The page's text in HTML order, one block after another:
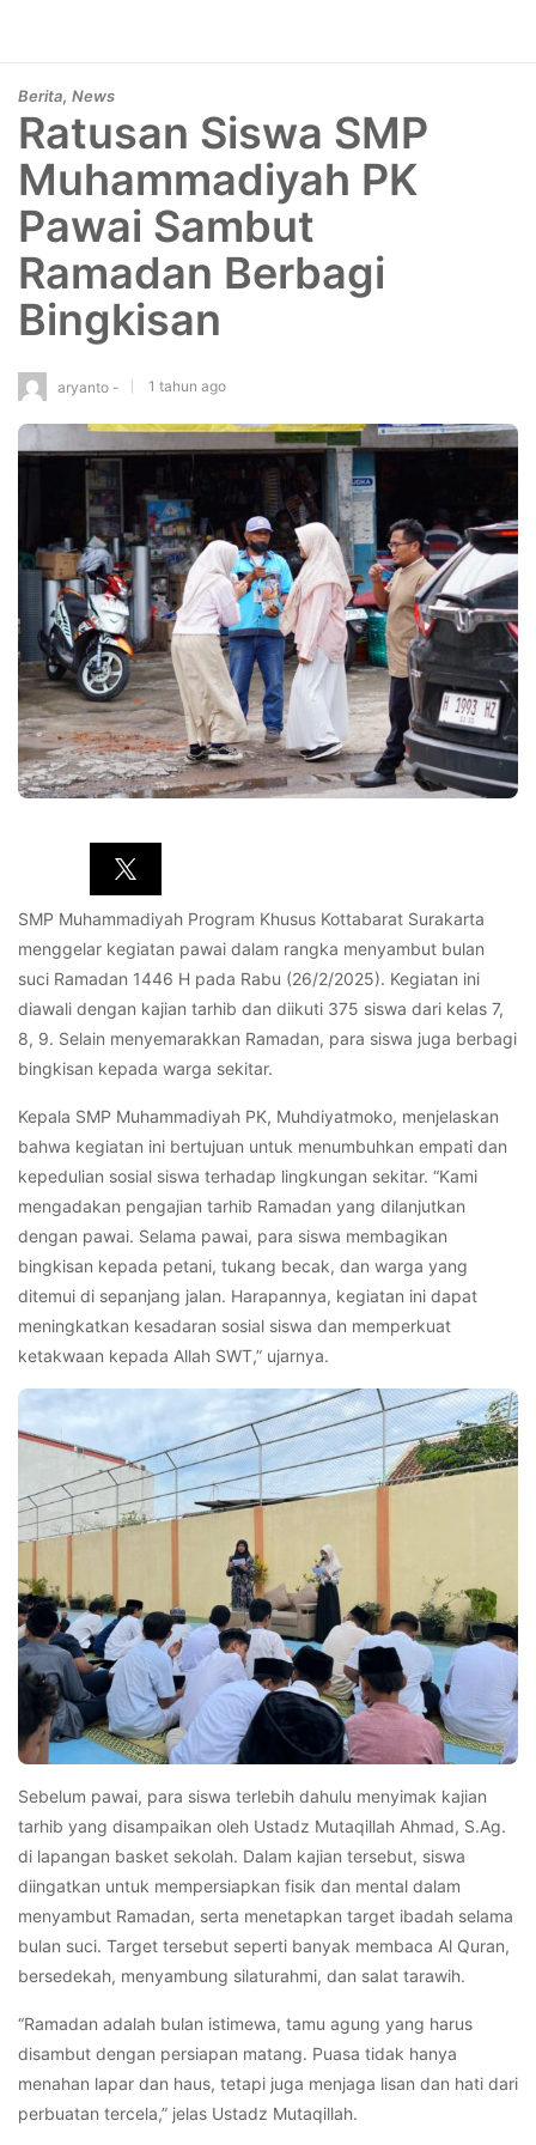
Berita, News
Ratusan Siswa SMP
Muhammadiyah PK
Pawai Sambut
Ramadan Berbagi
Bingkisan
aryanto - 1 tahun ago
SMP Muhammadiyah Program Khusus Kottabarat Surakarta
menggelar kegiatan pawai dalam rangka menyambut bulan
suci Ramadan 1446 H pada Rabu (26/2/2025). Kegiatan ini
diawali dengan kajian tarhib dan diikuti 375 siswa dari kelas 7,
8, 9. Selain menyemarakkan Ramadan, para siswa juga berbagi
bingkisan kepada warga sekitar.
Kepala SMP Muhammadiyah PK, Muhdiyatmoko, menjelaskan
bahwa kegiatan ini bertujuan untuk menumbuhkan empati dan
kepedulian sosial siswa terhadap lingkungan sekitar. “Kami
mengadakan pengajian tarhib Ramadan yang dilanjutkan
dengan pawai. Selama pawai, para siswa membagikan
bingkisan kepada petani, tukang becak, dan warga yang
ditemui di sepanjang jalan. Harapannya, kegiatan ini dapat
meningkatkan kesadaran sosial siswa dan memperkuat
ketakwaan kepada Allah SWT,” ujarnya.
Sebelum pawai, para siswa terlebih dahulu menyimak kajian
tarhib yang disampaikan oleh Ustadz Mutaqillah Ahmad, S.Ag.
di lapangan basket sekolah. Dalam kajian tersebut, siswa
diingatkan untuk mempersiapkan fisik dan mental dalam
menyambut Ramadan, serta menetapkan target ibadah selama
bulan suci. Target tersebut seperti banyak membaca Al Quran,
bersedekah, menyambung silaturahmi, dan salat tarawih.
“Ramadan adalah bulan istimewa, tamu agung yang harus
disambut dengan persiapan matang. Puasa tidak hanya
menahan lapar dan haus, tetapi juga menjaga lisan dan hati dari
perbuatan tercela,” jelas Ustadz Mutaqillah.